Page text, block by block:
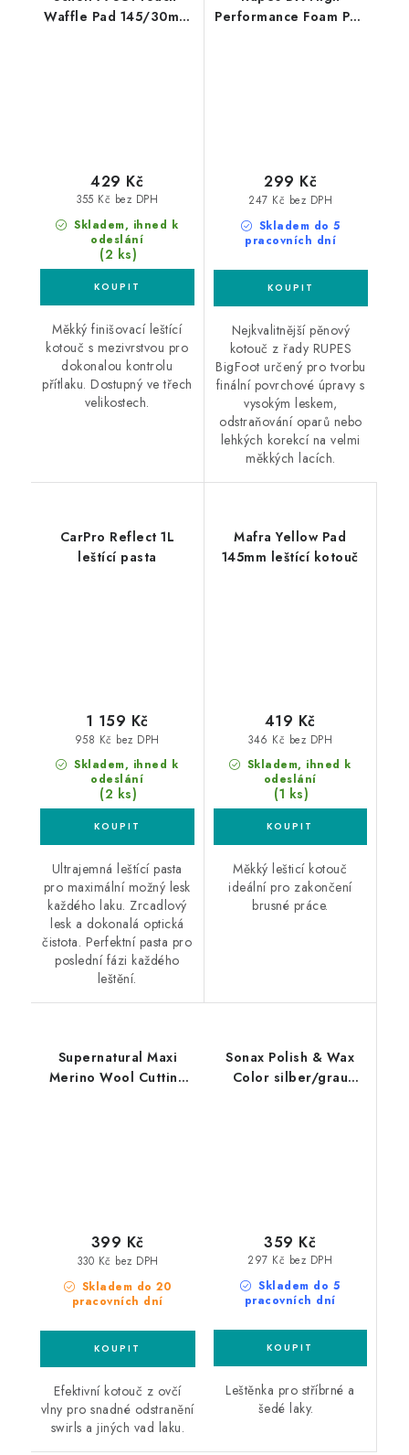
Waffle Pad 145/30mm
Skladem, ihned k
odeslání
(2 ks)
355 Kč bez DPH
429 Kč
Měkký finišovací leštící
kotouč s mezivrstvou pro
dokonalou kontrolu
přítlaku. Dostupný ve třech
velikostech.
Performance Foam Pad
Skladem do 5
pracovních dní
247 Kč bez DPH
299 Kč
Nejkvalitnější pěnový
kotouč z řady RUPES
BigFoot určený pro tvorbu
finální povrchové úpravy s
vysokým leskem,
odstraňování oparů nebo
lehkých korekcí na velmi
měkkých lacích.
CarPro Reflect 1L
leštící pasta
Skladem, ihned k
odeslání
(2 ks)
958 Kč bez DPH
1 159 Kč
Ultrajemná leštící pasta
pro maximální možný lesk
každého laku. Zrcadlový
lesk a dokonalá optická
čistota. Perfektní pasta pro
poslední fázi každého
leštění.
Mafra Yellow Pad
145mm leštící kotouč
Skladem, ihned k
odeslání
(1 ks)
346 Kč bez DPH
419 Kč
Měkký lešticí kotouč
ideální pro zakončení
brusné práce.
Supernatural Maxi
Merino Wool Cutting
Skladem do 20
pracovních dní
330 Kč bez DPH
399 Kč
Efektivní kotouč z ovčí
vlny pro snadné odstranění
swirls a jiných vad laku.
Sonax Polish & Wax
Color silber/grau
Skladem do 5
pracovních dní
297 Kč bez DPH
359 Kč
Leštěnka pro stříbrné a
šedé laky.